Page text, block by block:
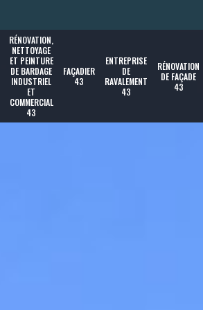
RÉNOVATION,
NETTOYAGE
ET PEINTURE
DE BARDAGE
INDUSTRIEL
ET
COMMERCIAL
43
FAÇADIER
43
ENTREPRISE
DE
RAVALEMENT
43
RÉNOVATION
DE FAÇADE
43